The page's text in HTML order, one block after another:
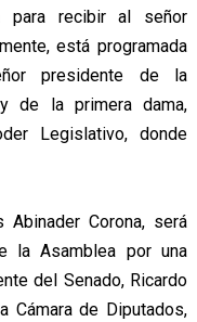
para recibir al señor
está programada
presidente de la
y de la primera dama,
Legislativo, donde
Corona, será
la Asamblea por una
del Senado, Ricardo
de Diputados,